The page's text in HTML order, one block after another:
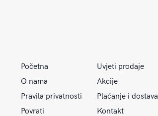
Početna
Uvjeti prodaje
O nama
Akcije
Pravila privatnosti
Plaćanje i dostava
Povrati
Kontakt